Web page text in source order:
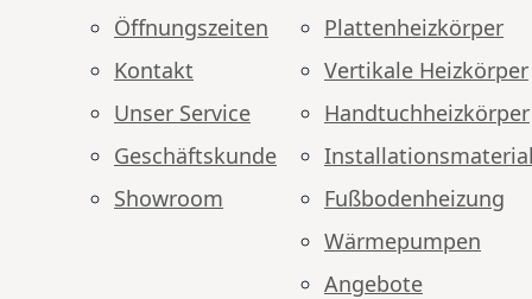
Öffnungszeiten
Kontakt
Unser Service
Geschäftskunde
Showroom
Plattenheizkörper
Vertikale Heizkörper
Handtuchheizkörper
Fußbodenheizung
Wärmepumpen
Angebote